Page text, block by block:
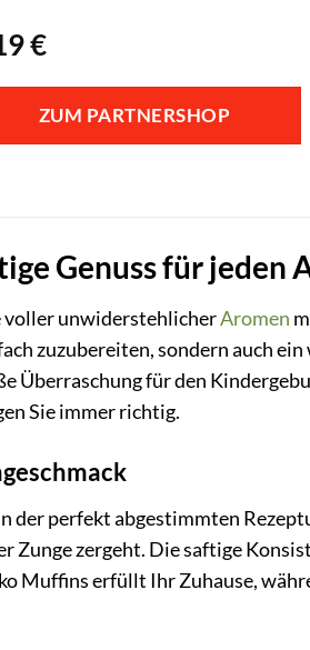
€
ZUM PARTNERSHOP
Genuss für jeden
voller unwiderstehlicherAromen
zuzubereiten, sondern auch
Überraschung für den
Sie immer richtig.
der perfekt abgestimmten
Zunge zergeht. Die saftige
Muffins erfüllt Ihr Zuhause,